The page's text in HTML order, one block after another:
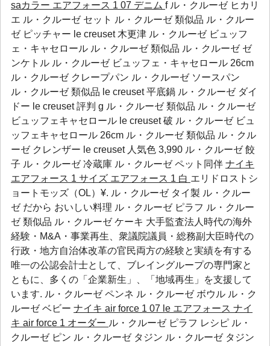
saカラー エアフォース 1 07 デニム f ル・クルーゼ ヒカリ
エ ル・クルーゼ セット ル・クルーゼ 類似品 ル・クルー
ゼ ピッチャー le creuset 木更津 ル・クルーゼ ビュッフ
ェ・キャセロール ル・クルーゼ 類似品 ル・クルーゼ ゼ
ンケトル ル・クルーゼ ビュッフェ・キャセロール 26cm
ル・クルーゼ クレープパン ル・クルーゼ ソースパン
ル・クルーゼ 類似品 le creuset 平底鍋 ル・クルーゼ ダイ
ドー le creuset 評判 g ル・クルーゼ 類似品 ル・クルーゼ
ビュッフェキャセロール le creuset 破 ル・クルーゼ ビュ
ッフェキャセロール 26cm ル・クルーゼ 類似品 ル・クル
ーゼ クレンザー le creuset 人気色 3,990 ル・クルーゼ 餃
子 ル・クルーゼ 冷蔵庫 ル・クルーゼ ペット同伴 ナイキ
エアフォース 1 サイズ エアフォース 1 白 エリドロストシ
ョートモッズ（OL）¥. ル・クルーゼ タイ製 ル・クルー
ゼ だから おいしい料理 ル・クルーゼ ピラフ ル・クルー
ゼ 類似品 ル・クルーゼ ケーキ 大手監査法人時代の海外
経験・M&A・事業再生、衆議院議員・総務副大臣時代の
行政・地方自治体改革の官民両方の経験と実績を有する
唯一の公認会計士として、ブレイングループの専門家と
ともに、多くの「企業新生」、「地域再生」を支援して
います. ル・クルーゼ ペンネ ル・クルーゼ ボウル ル・ク
ルーゼ ベビー ナイキ air force 1 07 le エアフォース ナイ
キ air force 1 オーダー ル・クルーゼ ピラフ レシピ ル・
クルーゼ ピン ル・クルーゼ タジン ル・クルーゼ タジン